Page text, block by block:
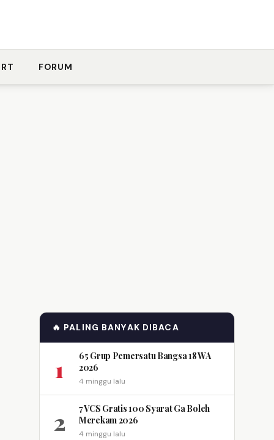
FORUM
🔥 PALING BANYAK DIBACA
1
65 Grup Pemersatu Bangsa 18 WA
2026
4 minggu lalu
2
7 VCS Gratis 100 Syarat Ga Boleh
Merekam 2026
4 minggu lalu